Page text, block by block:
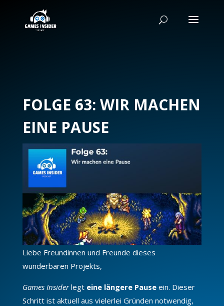
FOLGE 63: WIR MACHEN
EINE PAUSE
Liebe Freundinnen und Freunde dieses
wunderbaren Projekts,
Games Insiderlegt eine längere Pauseein. Dieser
Schritt ist aktuell aus vielerlei Gründen notwendig,